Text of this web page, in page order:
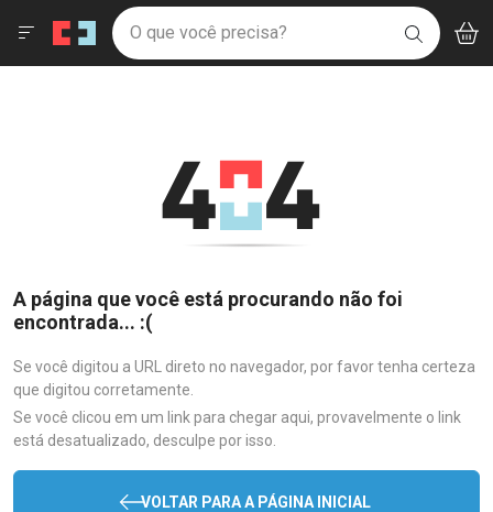
Drogaria São Paulo
Ir direto para a home
pela página
Ir direto para o conteúdo
Ir direto para a busca
Ir direto para o carrinho
Ir direto para o menu
Faça a sua busca
O que você precisa? BUSCAR
Menu
A página que você está procurando não foi
encontrada... :(
Se você digitou a URL direto no navegador, por favor tenha certeza
que digitou corretamente.
Se você clicou em um link para chegar aqui, provavelmente o link
está desatualizado, desculpe por isso.
VOLTAR PARA A PÁGINA INICIAL